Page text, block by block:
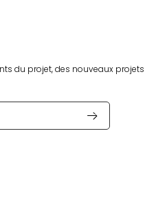
du projet, des nouveaux projets